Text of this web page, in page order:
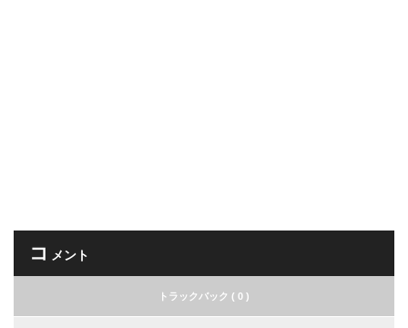
コ メント
トラックバック ( 0 )